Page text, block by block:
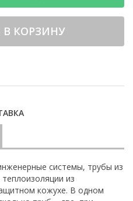
КОРЗИНУ
системы, трубы из
из
кожухе. В одном